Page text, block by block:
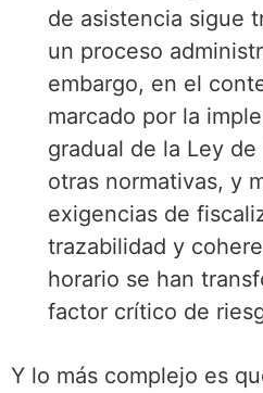
de asistencia sigue
un proceso
embargo, en el
marcado por la
gradual de la Ley
otras normativas, y
exigencias de
trazabilidad y
horario se han
factor crítico de
Y lo más complejo es